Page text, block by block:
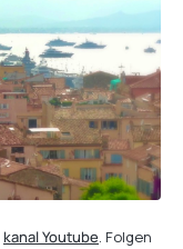
kanal Youtube. Folgen